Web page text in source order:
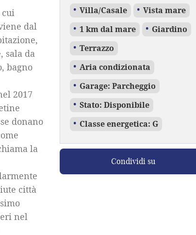
Villa/Casale Vista mare
1 km dal mare Giardino
Terrazzo
Aria condizionata
Garage: Parcheggio
Stato: Disponibile
Classe energetica: G
Condividi su
cui
dal
sala da
bagno
2017
donano
la
città
nel